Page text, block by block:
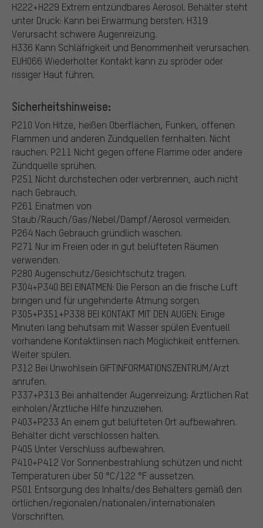
H222+H229 Extrem entzündbares Aerosol. Behälter steht
unter Druck: Kann bei Erwärmung bersten. H319
Verursacht schwere Augenreizung.
H336 Kann Schläfrigkeit und Benommenheit verursachen.
EUH066 Wiederholter Kontakt kann zu spröder oder
rissiger Haut führen.
Sicherheitshinweise:
P210 Von Hitze, heißen Oberflächen, Funken, offenen
Flammen und anderen Zündquellen fernhalten. Nicht
rauchen. P211 Nicht gegen offene Flamme oder andere
Zündquelle sprühen.
P251 Nicht durchstechen oder verbrennen, auch nicht
nach Gebrauch.
P261 Einatmen von
Staub/Rauch/Gas/Nebel/Dampf/Aerosol vermeiden.
P264 Nach Gebrauch gründlich waschen.
P271 Nur im Freien oder in gut belüfteten Räumen
verwenden.
P280 Augenschutz/Gesichtschutz tragen.
P304+P340 BEI EINATMEN: Die Person an die frische Luft
bringen und für ungehinderte Atmung sorgen.
P305+P351+P338 BEI KONTAKT MIT DEN AUGEN: Einige
Minuten lang behutsam mit Wasser spülen Eventuell
vorhandene Kontaktlinsen nach Möglichkeit entfernen.
Weiter spülen.
P312 Bei Unwohlsein GIFTINFORMATIONSZENTRUM/Arzt
anrufen.
P337+P313 Bei anhaltender Augenreizung: Ärztlichen Rat
einholen/Ärztliche Hilfe hinzuziehen.
P403+P233 An einem gut belüfteten Ort aufbewahren.
Behälter dicht verschlossen halten.
P405 Unter Verschluss aufbewahren.
P410+P412 Vor Sonnenbestrahlung schützen und nicht
Temperaturen über 50 °C/122 °F aussetzen.
P501 Entsorgung des Inhalts/des Behälters gemäß den
örtlichen/regionalen/nationalen/internationalen
Vorschriften.